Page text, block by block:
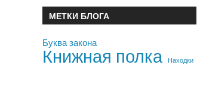
МЕТКИ БЛОГА
Буква закона
Книжная полка Находки